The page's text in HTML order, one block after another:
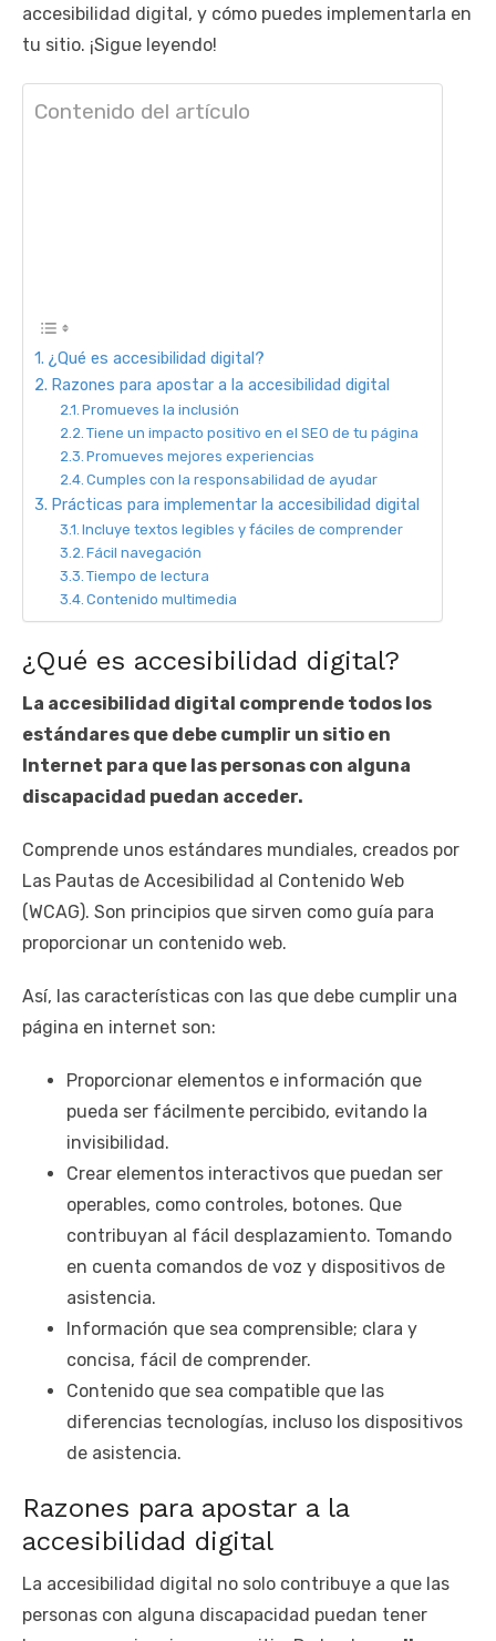
accesibilidad digital, y cómo puedes implementarla en
tu sitio. ¡Sigue leyendo!
Contenido del artículo
¿Qué es accesibilidad digital?
Razones para apostar a la accesibilidad digital
Promueves la inclusión
Tiene un impacto positivo en el SEO de tu página
Promueves mejores experiencias
Cumples con la responsabilidad de ayudar
Prácticas para implementar la accesibilidad digital
Incluye textos legibles y fáciles de comprender
Fácil navegación
Tiempo de lectura
Contenido multimedia
¿Qué es accesibilidad digital?
La accesibilidad digital comprende todos los
estándares que debe cumplir un sitio en
Internet para que las personas con alguna
discapacidad puedan acceder.
Comprende unos estándares mundiales, creados por
Las Pautas de Accesibilidad al Contenido Web
(WCAG). Son principios que sirven como guía para
proporcionar un contenido web.
Así, las características con las que debe cumplir una
página en internet son:
Proporcionar elementos e información que
pueda ser fácilmente percibido, evitando la
invisibilidad.
Crear elementos interactivos que puedan ser
operables, como controles, botones. Que
contribuyan al fácil desplazamiento. Tomando
en cuenta comandos de voz y dispositivos de
asistencia.
Información que sea comprensible; clara y
concisa, fácil de comprender.
Contenido que sea compatible que las
diferencias tecnologías, incluso los dispositivos
de asistencia.
Razones para apostar a la
accesibilidad digital
La accesibilidad digital no solo contribuye a que las
personas con alguna discapacidad puedan tener